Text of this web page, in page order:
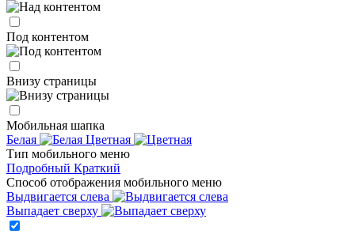
Под контентом
Внизу страницы
Мобильная шапка
Белая
Цветная
Тип мобильного меню
Подробный Краткий
Способ отображения мобильного меню
Выдвигается слева
Выпадает сверху